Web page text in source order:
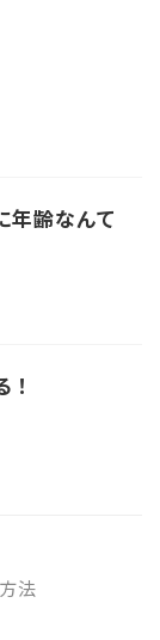
年齢なんて
法